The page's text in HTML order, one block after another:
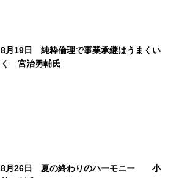
8月19日 純粋倫理で事業承継はうまくい
く 宮治勇輔氏
8月26日 夏の終わりのハーモニー 小